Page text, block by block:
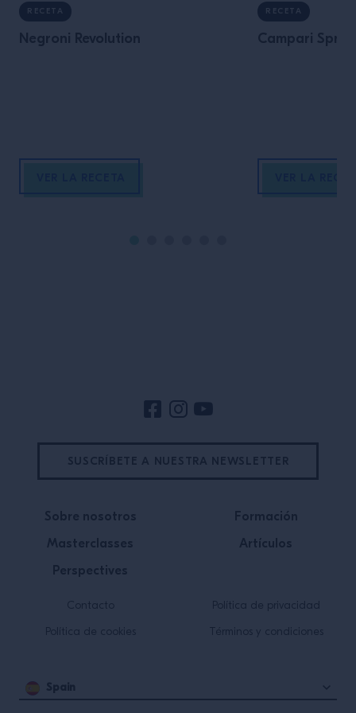
RECETA
Negroni Revolution
RECETA
Campari Spritz
Sobre nosotros
Masterclasses
Perspectives
Formación
Artículos
Contacto
Política de cookies
Política de privacidad
Términos y condiciones
Spain
SUSCRÍBETE A NUESTRA NEWSLETTER